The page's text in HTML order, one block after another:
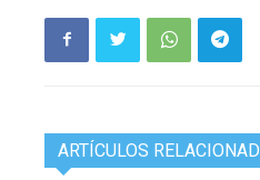
ARTÍCULOS